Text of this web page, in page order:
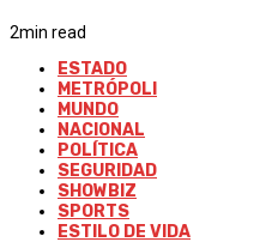
2min read
ESTADO
METRÓPOLI
MUNDO
NACIONAL
POLÍTICA
SEGURIDAD
SHOWBIZ
SPORTS
ESTILO DE VIDA